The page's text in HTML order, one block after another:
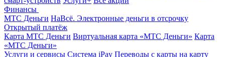
Финансы
МТС Деньги НаВсё. Электронные деньги в отсрочку
Открытый платёж
Карта МТС Деньги Виртуальная карта «МТС Деньги» Карта
«МТС Деньги»
Услуги и сервисы Система iPay Переводы с карты на карту